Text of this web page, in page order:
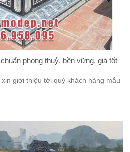
phong thuỷ, bền vững, giá tốt
xin giới thiệu tới quý khách hàng mẫu